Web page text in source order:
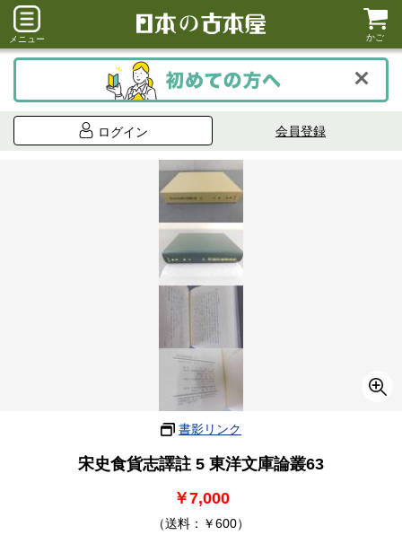
メニュー かご
ログイン 会員登録
書影リンク
宋史食貨志譯註 5 東洋文庫論叢63
￥7,000
（送料：￥600）